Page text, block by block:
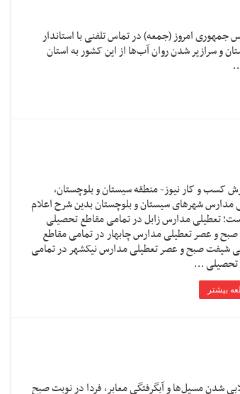
امروز (جمعه) در تماس تلفنی با استاندار
و سرازیر شدن روان آب‌ها از این کشور به استان
کسب و کار نیوز- منطقه سیستان و بلوچستان،
مدارس شهرهای سیستان و بلوچستان بدین شرح اعلام
تعطیلی مدارس زابل در تمامی مقاطع تحصیلی
و عصر تعطیلی مدارس چابهار در تمامی مقاطع
شیفت صبح و عصر تعطیلی مدارس نیکشهر در تمامی
تحصیلی …
بیشتر
شدن مسیل‌ها و آبگرفتگی معابر، فردا در نوبت صبح